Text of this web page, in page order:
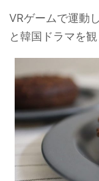
VRゲームで運動
と韓国ドラマを